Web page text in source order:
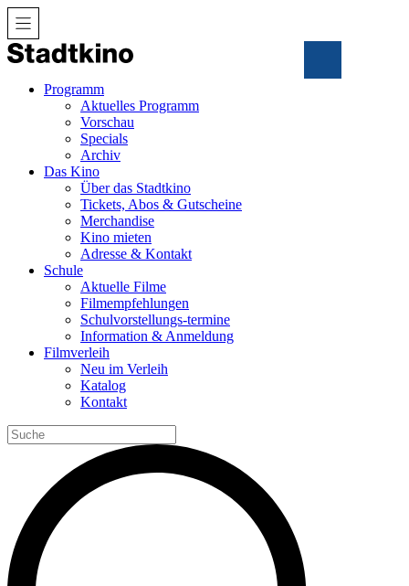
Zum
Inhalt
Programm
Aktuelles Programm
Vorschau
Specials
Archiv
Das Kino
Über das Stadtkino
Tickets, Abos & Gutscheine
Merchandise
Kino mieten
Adresse & Kontakt
Schule
Aktuelle Filme
Filmempfehlungen
Schulvorstellungs-termine
Information & Anmeldung
Filmverleih
Neu im Verleih
Katalog
Kontakt
Search
for: